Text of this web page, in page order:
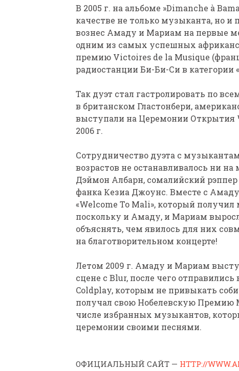
В 2005 г. на альбоме »Dimanche à
качестве не только музыканта, но и
вознес Амаду и Мариам на первые
одним из самых успешных
премию Victoires de la Musique
радиостанции Би-Би-Си в
Так дуэт стал гастролировать по
в британском Гластонбери,
выступали на Церемонии Открытия
2006 г.
Сотрудничество дуэта с
возрастов не останавливалось ни
Дэймон Албарн, сомалийский
фанка Кезиа Джоунс. Вместе с
«Welcome To Mali», который
поскольку и Амаду, и Мариам
объяснять, чем явилось для них
на благотворительном концерте!
Летом 2009 г. Амаду и Мариам
сцене с Blur, после чего
Coldplay, которым не привыкать
получал свою Нобелевскую
числе избранных музыкантов,
церемонии своими песнями.
ОФИЦИАЛЬНЫЙ САЙТ — HTTP://